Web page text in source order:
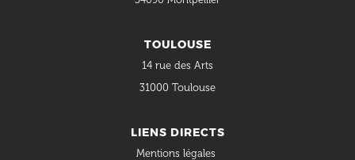
TOULOUSE
14 rue des Arts
31000 Toulouse
LIENS DIRECTS
Mentions légales